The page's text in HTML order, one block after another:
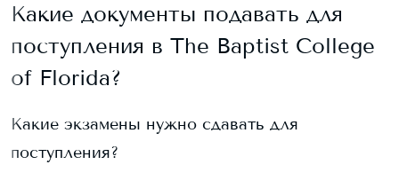
Какие документы подавать для
поступления в The Baptist College
of Florida?
Какие экзамены нужно сдавать для
поступления?